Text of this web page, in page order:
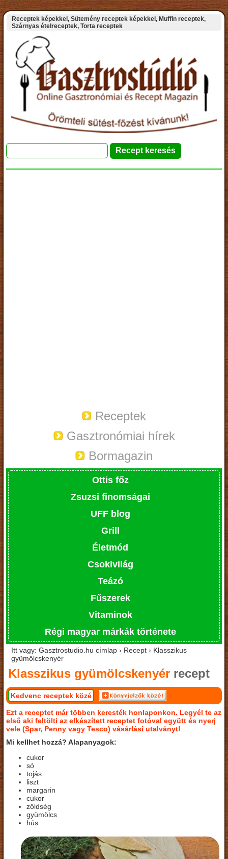
Receptek képekkel, Sütemény receptek képekkel, Muffin receptek,
Szárnyas ételreceptek, Torta receptek
Receptek
Gasztronómiai hírek
Bormagazin
Ottis főz
Zsuzsi finomságai
UFF blog
Grill
Életmód
Csokivilág
Teázó
Fűszerek
Vitaminok
Régi magyar márkák története
Itt vagy: Gasztrostudio.hu címlap › Recept › Klasszikus
gyümölcskenyér
Klasszikus gyümölcskenyér recept
Kedvenc receptek közé
Ezt a receptet már többen keresték honlaponkon. Legyél te az
első aki feltölti az elkészített receptet fotóval együtt és nyerj
vele (Spar, Penny vagy Tesco) vásárlási utalványt!
Mi kellhet hozzá? Alapanyagok:
cukor
só
tojás
liszt
margarin
cukor
zöldség
gyümölcs
hús